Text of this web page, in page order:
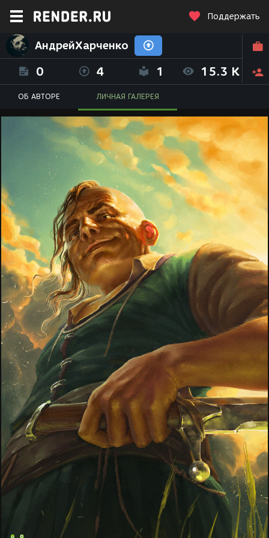
Поддержать
АндрейХарченко
0 4 1 15.3 K
ОБ АВТОРЕ ЛИЧНАЯ ГАЛЕРЕЯ